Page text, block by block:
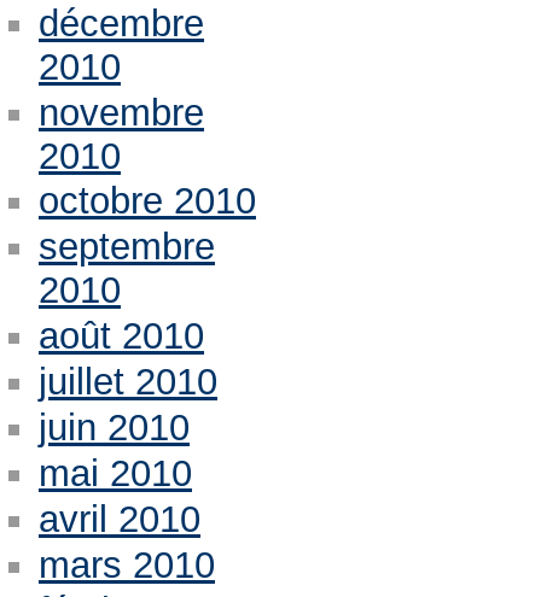
décembre
2010
novembre
2010
octobre 2010
septembre
2010
août 2010
juillet 2010
juin 2010
mai 2010
avril 2010
mars 2010